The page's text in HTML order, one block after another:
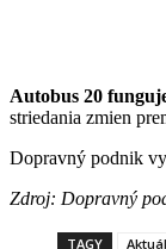
Autobus 20
striedania zmien
Dopravný podnik
Zdroj: Dopravný
TAGY